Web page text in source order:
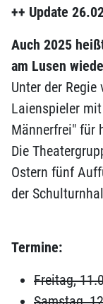
++ Update
Auch 2025
am Lusen
Unter der
Laienspieler
Männerfrei" für
Die
Ostern fünf
der
Termine:
Freitag,